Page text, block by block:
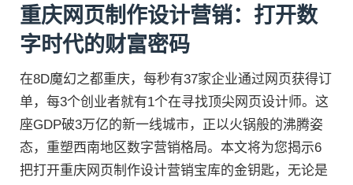
重庆网页制作设计营销：打开数
字时代的财富密码
在8D魔幻之都重庆，每秒有37家企业通过网页获得订
单，每3个创业者就有1个在寻找顶尖网页设计师。这
座GDP破3万亿的新一线城市，正以火锅般的沸腾姿
态，重塑西南地区数字营销格局。本文将为您揭示6
把打开重庆网页制作设计营销宝库的金钥匙，无论是